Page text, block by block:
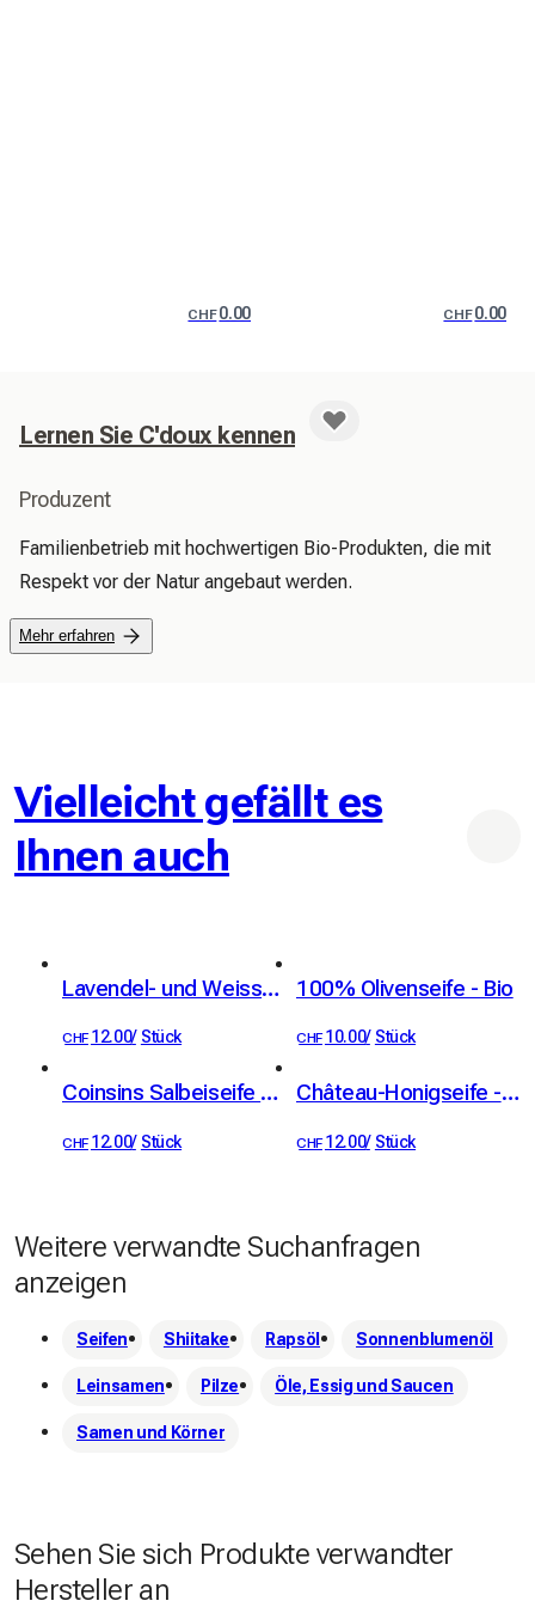
CHF0.00 CHF0.00
Lernen Sie C'doux kennen
Produzent
Familienbetrieb mit hochwertigen Bio-Produkten, die mit
Respekt vor der Natur angebaut werden.
Mehr erfahren
Vielleicht gefällt es
Ihnen auch
Lavendel- und Weisstonseife - Bio
CHF 12.00/ Stück
100% Olivenseife - Bio
CHF 10.00/ Stück
Coinsins Salbeiseife - Bio
CHF 12.00/ Stück
Château-Honigseife - Bio
CHF 12.00/ Stück
Weitere verwandte Suchanfragen
anzeigen
Seifen Shiitake Rapsöl Sonnenblumenöl
Leinsamen Pilze Öle, Essig und Saucen
Samen und Körner
Sehen Sie sich Produkte verwandter
Hersteller an